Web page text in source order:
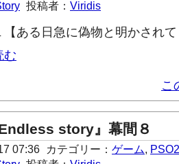
投稿者： Viridis
【ある日急に偽物と明かされ
む
こ
story』幕間８
07:36 カテゴリー： ゲーム, PSO2